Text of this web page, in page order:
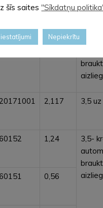
3,491
braukt
2,117 3,5
1,24
3,5-
braukt
0,56
šīs saites "Sīkdatņu
Nepiekrītu